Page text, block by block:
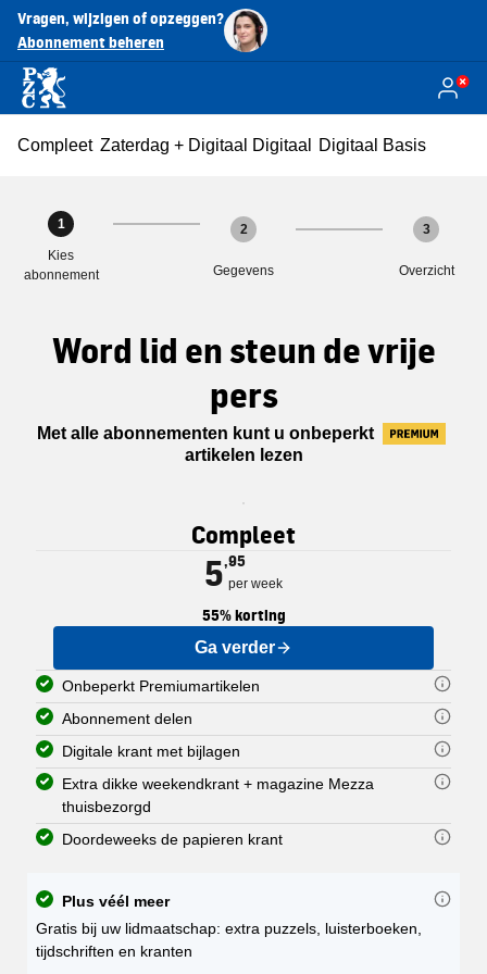
Vragen, wijzigen of opzeggen?
Abonnement beheren
Compleet Zaterdag + Digitaal Digitaal Digitaal Basis
1
Kies
abonnement
2
Gegevens
3
Overzicht
Word lid en steun de vrije
pers
Met alle abonnementen kunt u onbeperkt
artikelen lezen
Compleet
5,95
per week
55% korting
Ga verder
Onbeperkt Premiumartikelen
U kunt dus ook alle
Abonnement delen
Digitale krant met bijlagen
U kunt de digitale krant
Extra dikke weekendkrant + magazine Mezza
thuisbezorgd
U ontvangt hierbij óók Mezza, het
Doordeweeks de papieren krant
Nationaal en internationaal:
De PZC verschijnt in 5 regionale
Plus véél meer
Gratis bij uw lidmaatschap: extra puzzels, luisterboeken,
tijdschriften en kranten